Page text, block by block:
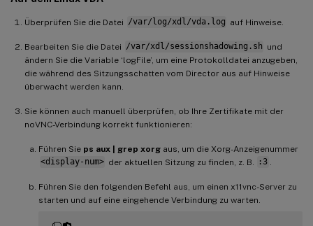
Überprüfen Sie die Datei /var/log/xdl/vda.log auf Hinweise.
Bearbeiten Sie die Datei /var/xdl/sessionshadowing.sh und
ändern Sie die Variable ‘logFile’, um eine Protokolldatei anzugeben,
die während des Sitzungsschatten vom Director aus auf Hinweise
überwacht werden kann.
Sie können auch manuell überprüfen, ob Ihre Zertifikate mit der
noVNC-Verbindung korrekt funktionieren:
Führen Sie ps aux | grep xorg aus, um die Xorg-Anzeigenummer
<display-num> der aktuellen Sitzung zu finden, z. B. :3
Führen Sie den folgenden Befehl aus, um einen x11vnc-Server zu
starten und auf eine eingehende Verbindung zu warten.